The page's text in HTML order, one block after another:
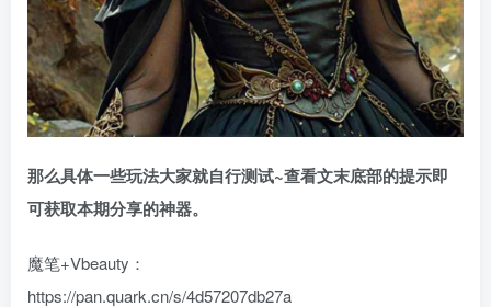
那么具体一些玩法大家就自行测试~查看文末底部的提示即
可获取本期分享的神器。
魔笔+Vbeauty：
https://pan.quark.cn/s/4d57207db27a